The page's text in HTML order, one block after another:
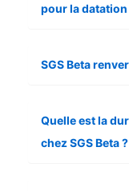
pour la
SGS Beta
Quelle est la
chez SGS Beta ?